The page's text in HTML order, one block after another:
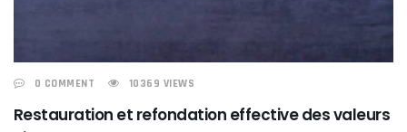
0 COMMENT 10369 VIEWS
Restauration et refondation effective des valeurs